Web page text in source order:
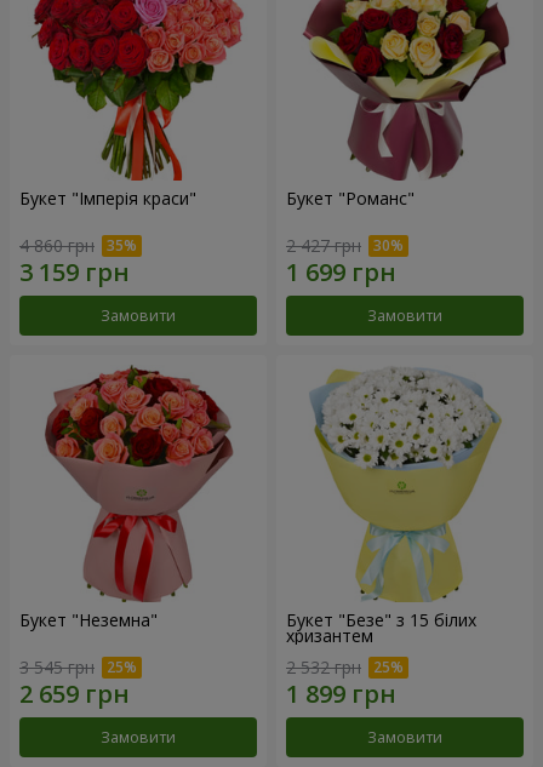
Букет "Імперія краси"
4 860 грн
Замовити
Букет "Романс"
2 427 грн
Замовити
Букет "Неземна"
3 545 грн
Замовити
Букет "Безе" з 15 білих
хризантем
2 532 грн
Замовити